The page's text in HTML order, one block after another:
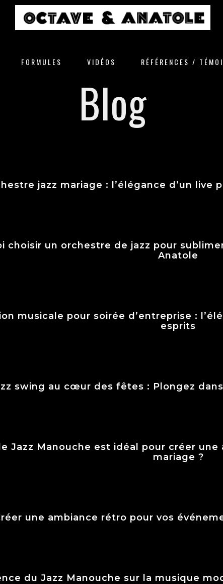
FORMULES VIDÉOS RÉFÉRENCES /
Blog
jazz mariage : l’élégance d’un live
choisir un orchestre de jazz pour
Anatole
musicale pour soirée d’entreprise :
esprits
swing au cœur des fêtes : Plongez
Jazz Manouche est idéal pour créer
mariage ?
une ambiance rétro pour vos
du Jazz Manouche sur la musique